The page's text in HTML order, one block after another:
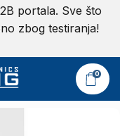
portala. Sve što
zbog testiranja!
0